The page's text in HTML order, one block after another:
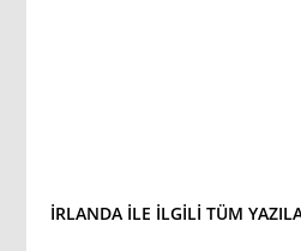
İRLANDA ILE ILGILI TÜM